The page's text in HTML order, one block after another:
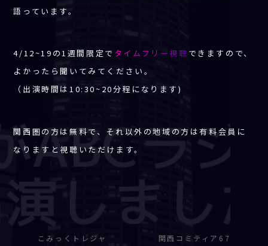
語っています。
4/12~19の1週間限定で タイムフリー視聴 できますので、
よかったら聞いてみてください。
（出演時間は10:30~20分程になります)
関西圏の方は無料で、それ以外の地域の方は有料会員に
なりますと視聴いただけます。
こみっくトレジャ
関西コミティア67